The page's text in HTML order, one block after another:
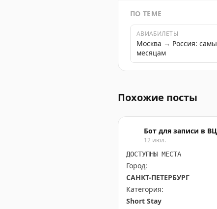
ПО ТЕМЕ
АВИАБИЛЕТЫ
Москва → Россия:
месяцам
Похожие посты
Бот для записи в
12 июл.
ДОСТУПНЫ МЕСТА
Город:
САНКТ-ПЕТЕРБУРГ
Категория:
Short Stay